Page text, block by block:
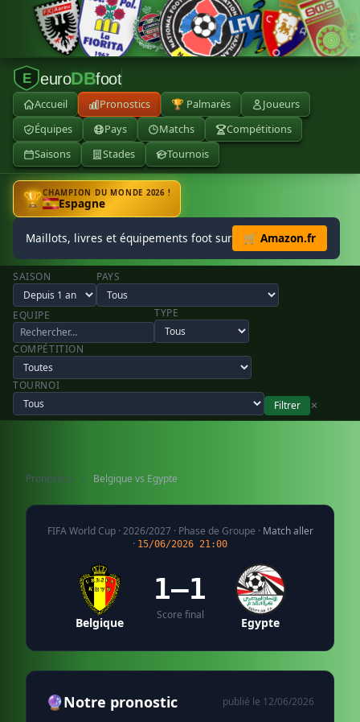
E euroDBfoot
Accueil Pronostics 🏆 Palmarès
Joueurs
Équipes
Pays Matchs
Compétitions
Saisons
Stades Tournois
🏆CHAMPION DU MONDE 2026 !
Espagne
Maillots, livres et équipements foot sur 🛒 Amazon.fr
SAISON PAYS
EQUIPE TYPE
COMPÉTITION
TOURNOI
Filtrer
✕
Pronostics › Belgique vs Egypte
FIFA World Cup · 2026/2027 · Phase de Groupe · Match aller
· 15/06/2026 21:00
Belgique
1–1
Score final
Egypte
🔮Notre pronostic publié le 12/06/2026